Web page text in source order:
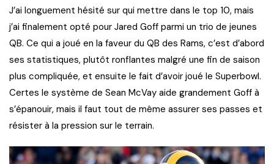
J’ai longuement hésité sur qui mettre dans le top 10, mais
j’ai finalement opté pour Jared Goff parmi un trio de jeunes
QB. Ce qui a joué en la faveur du QB des Rams, c’est d’abord
ses statistiques, plutôt ronflantes malgré une fin de saison
plus compliquée, et ensuite le fait d’avoir joué le Superbowl.
Certes le système de Sean McVay aide grandement Goff à
s’épanouir, mais il faut tout de même assurer ses passes et
résister à la pression sur le terrain.